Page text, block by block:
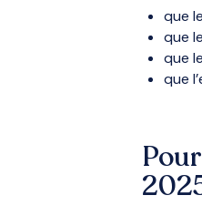
que
que
que
que